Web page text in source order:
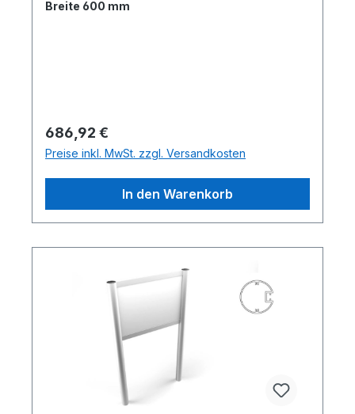
Breite 600 mm
Regulärer Preis:
686,92 €
Preise inkl. MwSt. zzgl. Versandkosten
In den Warenkorb